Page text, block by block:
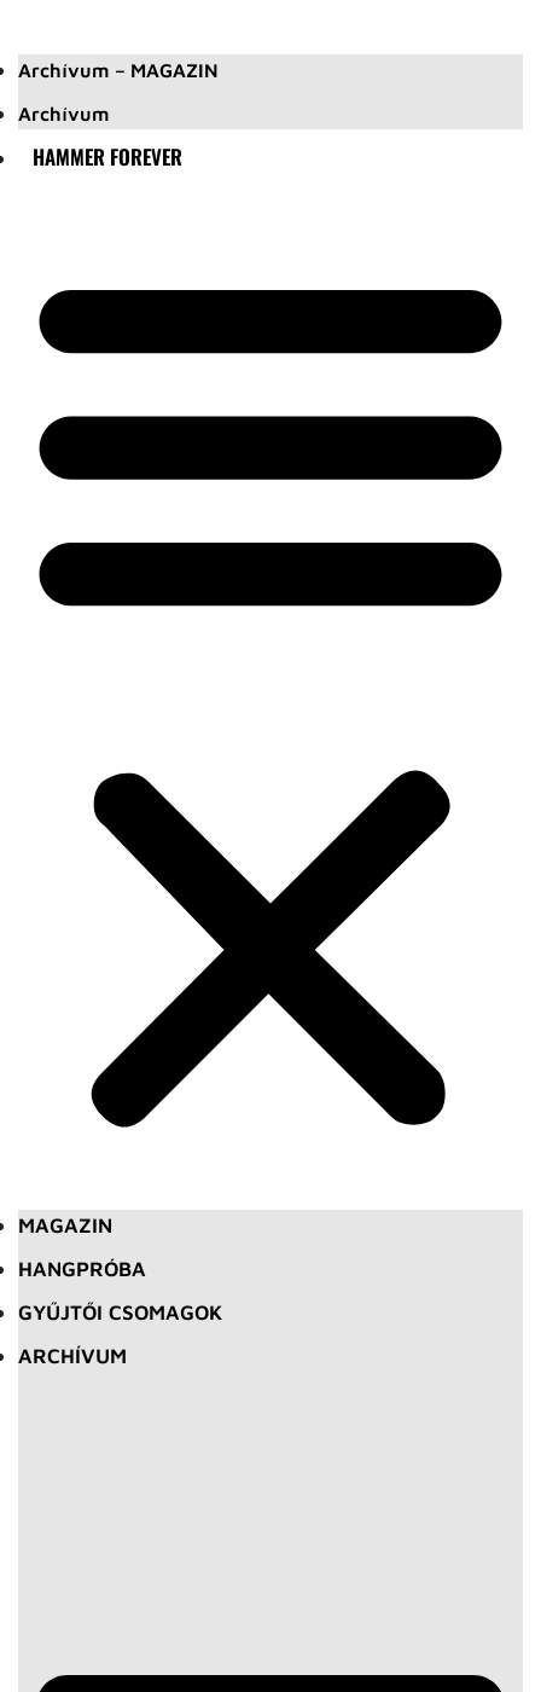
Archívum – MAGAZIN
Archívum
HAMMER FOREVER
MAGAZIN
HANGPRÓBA
GYŰJTŐI CSOMAGOK
ARCHÍVUM